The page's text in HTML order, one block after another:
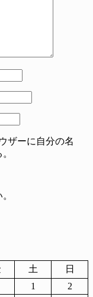
ザーに自分の名
土
日
1
2